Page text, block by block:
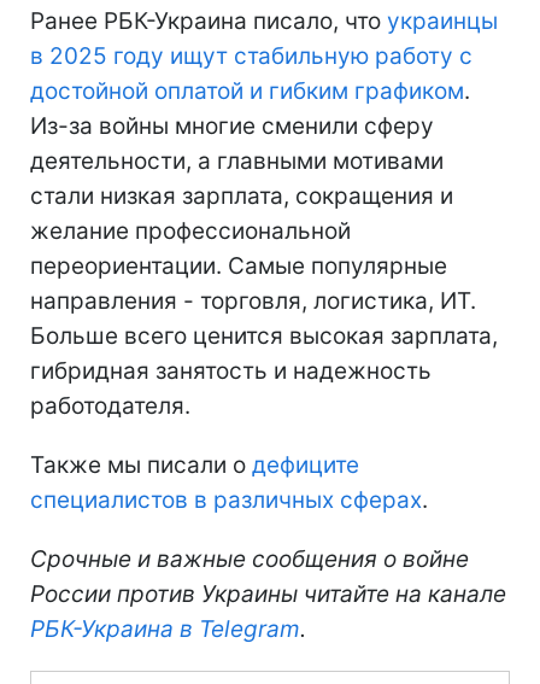
Ранее РБК-Украина писало, что украинцы
в 2025 году ищут стабильную работу с
достойной оплатой и гибким графиком.
Из-за войны многие сменили сферу
деятельности, а главными мотивами
стали низкая зарплата, сокращения и
желание профессиональной
переориентации. Самые популярные
направления - торговля, логистика, ИТ.
Больше всего ценится высокая зарплата,
гибридная занятость и надежность
работодателя.
Также мы писали о дефиците
специалистов в различных сферах.
Срочные и важные сообщения о войне
России против Украины читайте на канале
РБК-Украина в Telegram.